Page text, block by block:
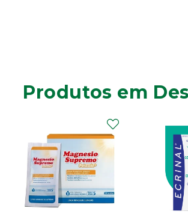
Produtos em